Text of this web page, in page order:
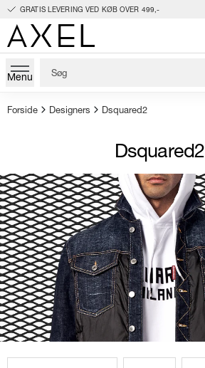
GRATIS LEVERING VED KØB OVER 499,-
Menu
Forside Designers Dsquared2
Dsquared2